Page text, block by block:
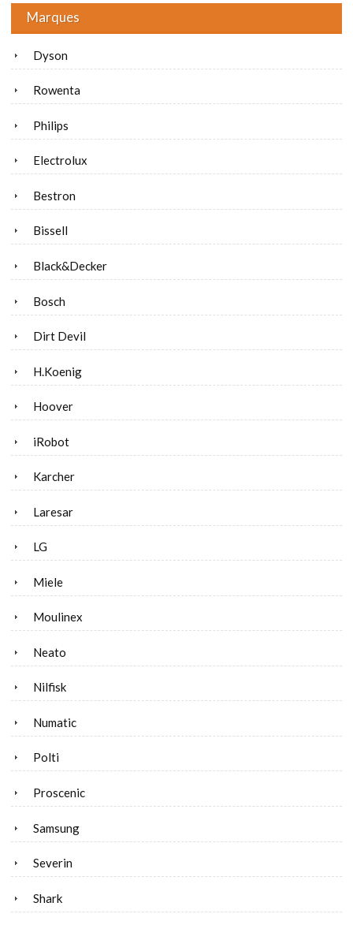
Marques
Dyson
Rowenta
Philips
Electrolux
Bestron
Bissell
Black&Decker
Bosch
Dirt Devil
H.Koenig
Hoover
iRobot
Karcher
Laresar
LG
Miele
Moulinex
Neato
Nilfisk
Numatic
Polti
Proscenic
Samsung
Severin
Shark